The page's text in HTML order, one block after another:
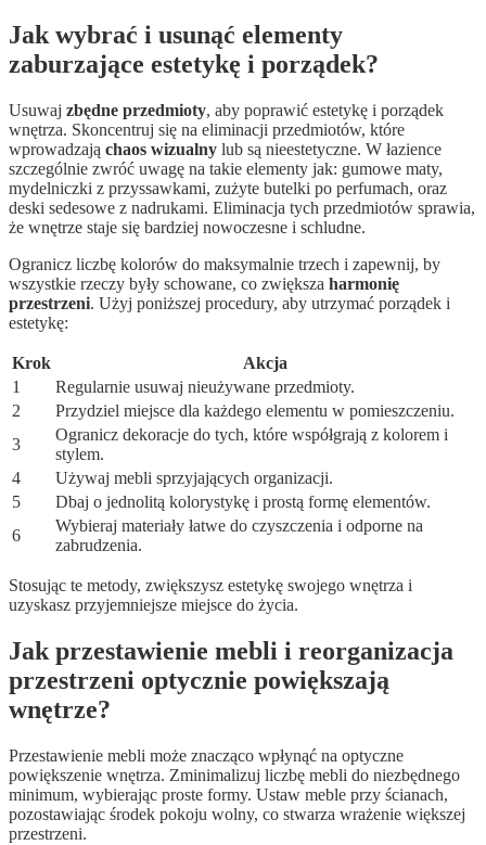
Jak wybrać i usunąć elementy
zaburzające estetykę i porządek?
Usuwaj zbędne przedmioty, aby poprawić estetykę i porządek
wnętrza. Skoncentruj się na eliminacji przedmiotów, które
wprowadzają chaos wizualny lub są nieestetyczne. W łazience
szczególnie zwróć uwagę na takie elementy jak: gumowe maty,
mydelniczki z przyssawkami, zużyte butelki po perfumach, oraz
deski sedesowe z nadrukami. Eliminacja tych przedmiotów sprawia,
że wnętrze staje się bardziej nowoczesne i schludne.
Ogranicz liczbę kolorów do maksymalnie trzech i zapewnij, by
wszystkie rzeczy były schowane, co zwiększa harmonię
przestrzeni. Użyj poniższej procedury, aby utrzymać porządek i
estetykę:
Krok
Akcja
1
Regularnie usuwaj nieużywane przedmioty.
2
Przydziel miejsce dla każdego elementu w pomieszczeniu.
3
Ogranicz dekoracje do tych, które współgrają z kolorem i
stylem.
4
Używaj mebli sprzyjających organizacji.
5
Dbaj o jednolitą kolorystykę i prostą formę elementów.
6
Wybieraj materiały łatwe do czyszczenia i odporne na
zabrudzenia.
Stosując te metody, zwiększysz estetykę swojego wnętrza i
uzyskasz przyjemniejsze miejsce do życia.
Jak przestawienie mebli i reorganizacja
przestrzeni optycznie powiększają
wnętrze?
Przestawienie mebli może znacząco wpłynąć na optyczne
powiększenie wnętrza. Zminimalizuj liczbę mebli do niezbędnego
minimum, wybierając proste formy. Ustaw meble przy ścianach,
pozostawiając środek pokoju wolny, co stwarza wrażenie większej
przestrzeni.